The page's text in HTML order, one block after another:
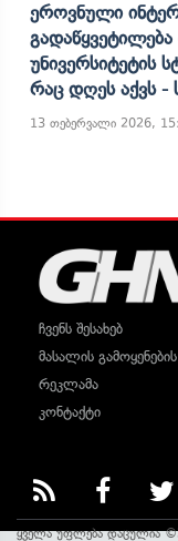
Ეროვნული
Უნივერსიტეტის
Რაც Დღეს Აქვს
13 თებერვალი 2026,
ჩვენს შესახებ
მასალის
რეკლამა
კონტაქტი
ყველა უფლება დაცულია